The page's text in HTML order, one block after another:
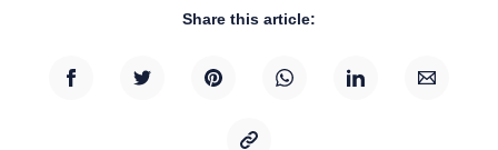
Share this article: